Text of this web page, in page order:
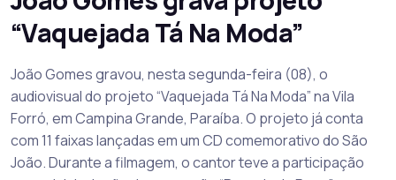
“Vaquejada Tá Na Moda”
João Gomes gravou, nesta segunda-feira (08), o
audiovisual do projeto “Vaquejada Tá Na Moda” na Vila
Forró, em Campina Grande, Paraíba. O projeto já conta
com 11 faixas lançadas em um CD comemorativo do São
João. Durante a filmagem, o cantor teve a participação